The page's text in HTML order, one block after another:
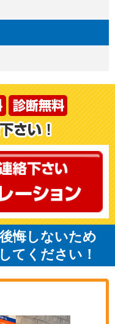
悔しないため
てください！